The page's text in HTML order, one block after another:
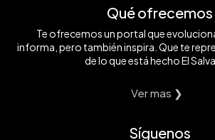
Qué ofrecemos
Te ofrecemos un portal que
informa, pero también inspira. Que te
de lo que está hecho El
Ver mas ❯
Síguenos